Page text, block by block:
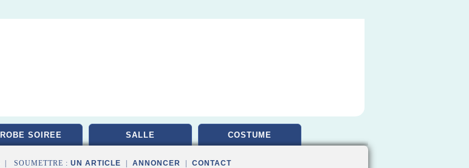
ROBE SOIREE SALLE COSTUME
| SOUMETTRE : UN ARTICLE ANNONCER CONTACT